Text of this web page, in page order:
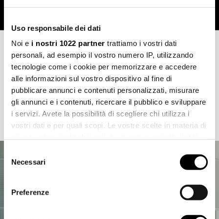
Uso responsabile dei dati
Noi e i nostri 1022 partner trattiamo i vostri dati
personali, ad esempio il vostro numero IP, utilizzando
tecnologie come i cookie per memorizzare e accedere
alle informazioni sul vostro dispositivo al fine di
pubblicare annunci e contenuti personalizzati, misurare
gli annunci e i contenuti, ricercare il pubblico e sviluppare
i servizi. Avete la possibilità di scegliere chi utilizza i
vostri dati e per quali scopi. Le vostre scelte in materia di
modificare o revocare il proprio consenso in qualsiasi
momento dalla Dichiarazione sui cookie o facendo clic
delNecessari
Preferenze
Showers
Un ampio programma di soluzioni doccia disponibili in diverse
varianti, anche con più funzioni e tipi di getto, ideali per le
sale da bagno private e gli spazi benessere.
Scopri di più